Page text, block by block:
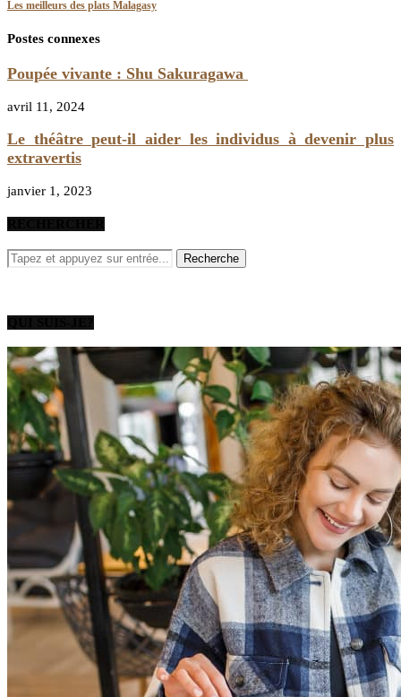
Les meilleurs des plats Malagasy
Postes connexes
Poupée vivante : Shu Sakuragawa
avril 11, 2024
Le théâtre peut-il aider les individus à devenir plus
extravertis
janvier 1, 2023